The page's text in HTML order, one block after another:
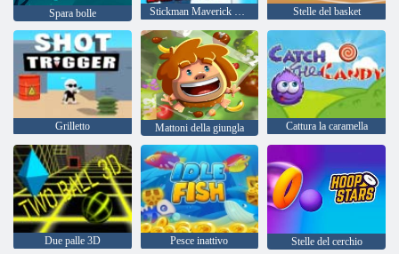
Spara bolle Stickman Maverick Bad Boys Killer Stelle del basket
Grilletto Mattoni della giungla Cattura la caramella
Due palle 3D Pesce inattivo Stelle del cerchio